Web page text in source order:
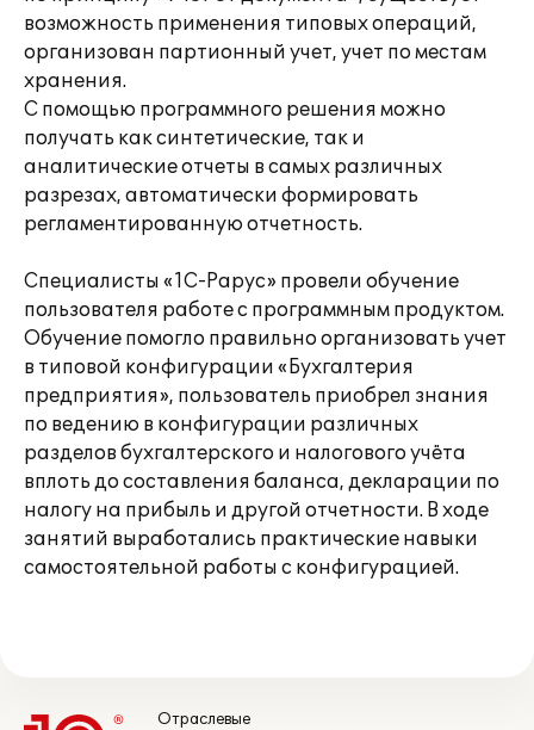
возможность применения типовых операций,
организован партионный учет, учет по местам
хранения.
С помощью программного решения можно
получать как синтетические, так и
аналитические отчеты в самых различных
разрезах, автоматически формировать
регламентированную отчетность.
Специалисты «1С-Рарус» провели обучение
пользователя работе с программным продуктом.
Обучение помогло правильно организовать учет
в типовой конфигурации «Бухгалтерия
предприятия», пользователь приобрел знания
по ведению в конфигурации различных
разделов бухгалтерского и налогового учёта
вплоть до составления баланса, декларации по
налогу на прибыль и другой отчетности. В ходе
занятий выработались практические навыки
самостоятельной работы с конфигурацией.
Отраслевые